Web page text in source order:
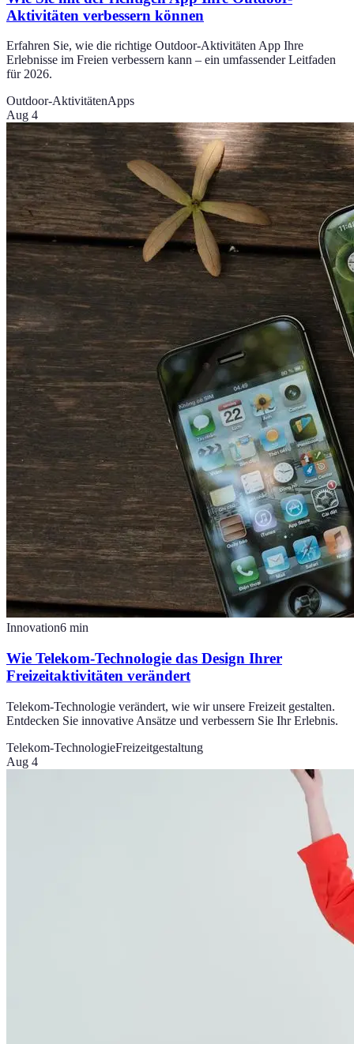
Aktivitäten verbessern können
Erfahren Sie, wie die richtige Outdoor-Aktivitäten App Ihre
Erlebnisse im Freien verbessern kann – ein umfassender Leitfaden
für 2026.
Outdoor-AktivitätenApps
Aug 4
Innovation6 min
Wie Telekom-Technologie das Design Ihrer
Freizeitaktivitäten verändert
Telekom-Technologie verändert, wie wir unsere Freizeit gestalten.
Entdecken Sie innovative Ansätze und verbessern Sie Ihr Erlebnis.
Telekom-TechnologieFreizeitgestaltung
Aug 4